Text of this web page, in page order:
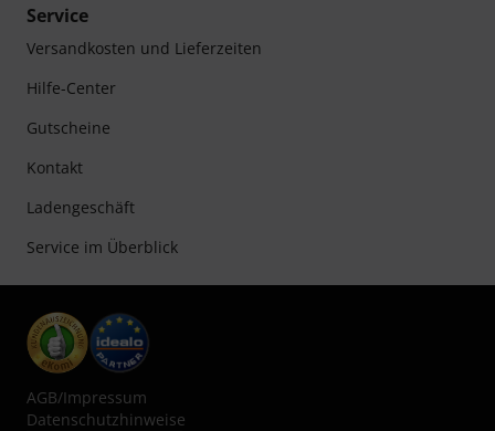
Service
Versandkosten und Lieferzeiten
Hilfe-Center
Gutscheine
Kontakt
Ladengeschäft
Service im Überblick
AGB/Impressum
Datenschutzhinweise